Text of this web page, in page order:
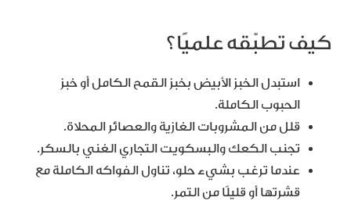
كيف تطبّقه علميًا؟
استبدل الخبز الأبيض بخبز القمح الكامل أو خبز
الحبوب الكاملة.
قلل من المشروبات الغازية والعصائر المحلاة.
تجنب الكعك والبسكويت التجاري الغني بالسكر.
عندما ترغب بشيء حلو، تناول الفواكه الكاملة مع
قشرتها أو قليلًا من التمر.